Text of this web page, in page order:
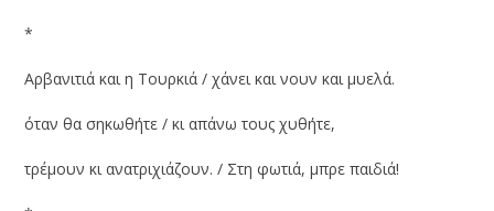
*
Αρβανιτιά και η Τουρκιά / χάνει και νουν και μυελά.
όταν θα σηκωθήτε / κι απάνω τους χυθήτε,
τρέμουν κι ανατριχιάζουν. / Στη φωτιά, μπρε παιδιά!